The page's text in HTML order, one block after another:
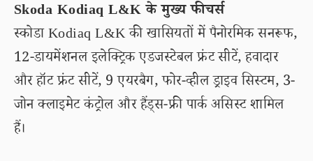
Skoda Kodiaq L&K के मुख्य फीचर्स
स्कोडा Kodiaq L&K की खासियतों में पैनोरमिक सनरूफ,
12-डायमेंशनल इलेक्ट्रिक एडजस्टेबल फ्रंट सीटें, हवादार
और हॉट फ्रंट सीटें, 9 एयरबैग, फोर-व्हील ड्राइव सिस्टम, 3-
जोन क्लाइमेट कंट्रोल और हैंड्स-फ्री पार्क असिस्ट शामिल
हैं।